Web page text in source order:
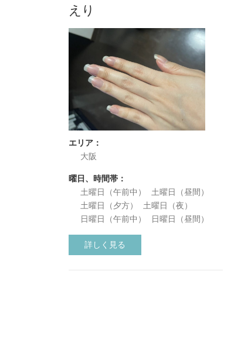
えり
エリア：
大阪
曜日、時間帯：
土曜日（午前中）
土曜日（昼間）
土曜日（夕方）
土曜日（夜）
日曜日（午前中）
日曜日（昼間）
詳しく見る